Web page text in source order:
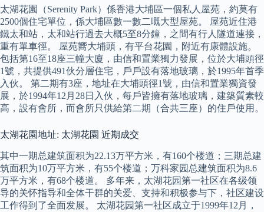
太湖花園（Serenity Park）係香港大埔區一個私人屋苑，約莫有
2500個住宅單位，係大埔區數一數二嘅大型屋苑。 屋苑近住港
鐵太和站，太和站行過去大概5至8分鐘，之間有行人隧道連接，
重有單車徑。 屋苑嚮大埔頭，有平台花園，附近有康體設施。
包括第16至18座三幢大廈，由信和置業獨力發展，位於大埔頭徑
1號，共提供491伙分層住宅，戶戶設有落地玻璃，於1995年首季
入伙。 第二期有3座，地址在大埔頭徑1號，由信和置業獨資發
展，於1994年12月28日入伙，每戶皆擁有落地玻璃，建築質素較
高，設有會所，而會所只供給第二期（合共三座）的住戶使用。
太湖花園地址: 太湖花園 近期成交
其中一期总建筑面积为22.13万平方米，有160个楼道；三期总建
筑面积为10万平方米，有55个楼道；万科家园总建筑面积为8.6
万平方米，有68个楼道。 多年来，太湖花园第一社区在各级领
导的关怀指导和全体干群的关爱、支持和积极参与下，社区建设
工作得到了全面发展。 太湖花园第一社区成立于1999年12月，